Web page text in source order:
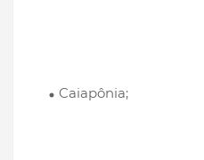
Caiapônia;